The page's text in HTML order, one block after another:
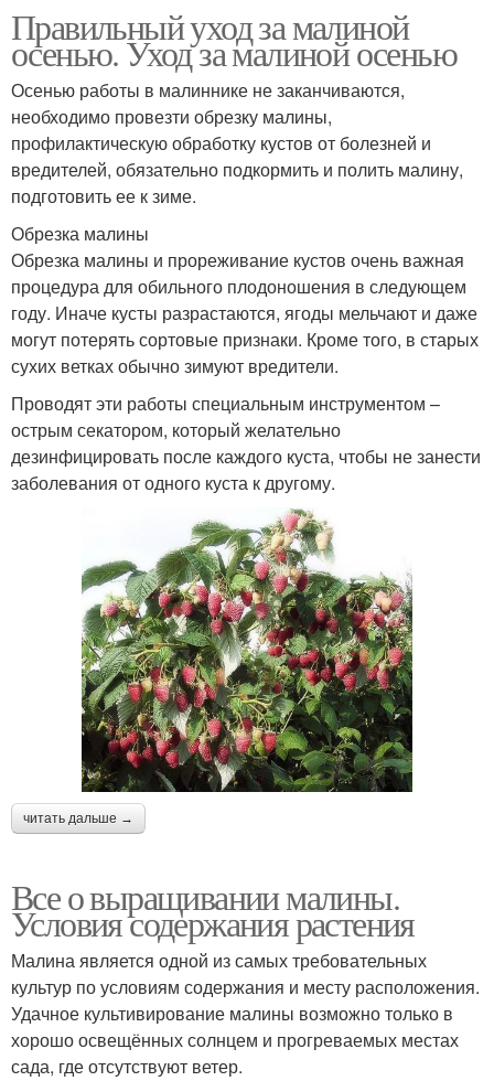
Правильный уход за малиной
осенью. Уход за малиной осенью
Осенью работы в малиннике не заканчиваются,
необходимо провезти обрезку малины,
профилактическую обработку кустов от болезней и
вредителей, обязательно подкормить и полить малину,
подготовить ее к зиме.
Обрезка малины
Обрезка малины и прореживание кустов очень важная
процедура для обильного плодоношения в следующем
году. Иначе кусты разрастаются, ягоды мельчают и даже
могут потерять сортовые признаки. Кроме того, в старых
сухих ветках обычно зимуют вредители.
Проводят эти работы специальным инструментом –
острым секатором, который желательно
дезинфицировать после каждого куста, чтобы не занести
заболевания от одного куста к другому.
читать дальше →
Все о выращивании малины.
Условия содержания растения
Малина является одной из самых требовательных
культур по условиям содержания и месту расположения.
Удачное культивирование малины возможно только в
хорошо освещённых солнцем и прогреваемых местах
сада, где отсутствуют ветер.